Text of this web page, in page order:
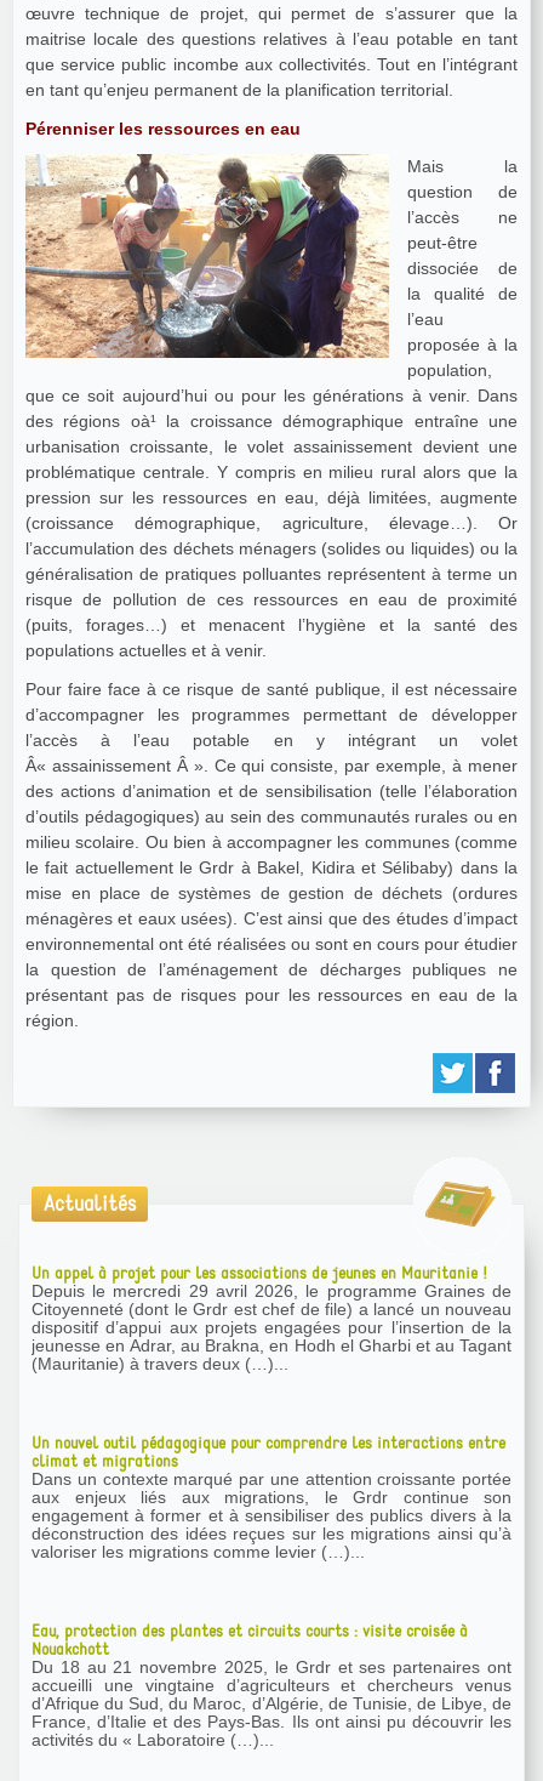
œuvre technique de projet, qui permet de s’assurer que la
maitrise locale des questions relatives à l’eau potable en tant
que service public incombe aux collectivités. Tout en l’intégrant
en tant qu’enjeu permanent de la planification territorial.
Pérenniser les ressources en eau
Mais la
question de
l’accès ne
peut-être
dissociée de
la qualité de
l’eau
proposée à la
population,
que ce soit aujourd’hui ou pour les générations à venir. Dans
des régions oà¹ la croissance démographique entraîne une
urbanisation croissante, le volet assainissement devient une
problématique centrale. Y compris en milieu rural alors que la
pression sur les ressources en eau, déjà limitées, augmente
(croissance démographique, agriculture, élevage…). Or
l’accumulation des déchets ménagers (solides ou liquides) ou la
généralisation de pratiques polluantes représentent à terme un
risque de pollution de ces ressources en eau de proximité
(puits, forages…) et menacent l’hygiène et la santé des
populations actuelles et à venir.
Pour faire face à ce risque de santé publique, il est nécessaire
d’accompagner les programmes permettant de développer
l’accès à l’eau potable en y intégrant un volet
Â« assainissement Â ». Ce qui consiste, par exemple, à mener
des actions d’animation et de sensibilisation (telle l’élaboration
d’outils pédagogiques) au sein des communautés rurales ou en
milieu scolaire. Ou bien à accompagner les communes (comme
le fait actuellement le Grdr à Bakel, Kidira et Sélibaby) dans la
mise en place de systèmes de gestion de déchets (ordures
ménagères et eaux usées). C’est ainsi que des études d’impact
environnemental ont été réalisées ou sont en cours pour étudier
la question de l’aménagement de décharges publiques ne
présentant pas de risques pour les ressources en eau de la
région.
Actualités
Un appel à projet pour les associations de jeunes en Mauritanie !
Depuis le mercredi 29 avril 2026, le programme Graines de
Citoyenneté (dont le Grdr est chef de file) a lancé un nouveau
dispositif d’appui aux projets engagées pour l’insertion de la
jeunesse en Adrar, au Brakna, en Hodh el Gharbi et au Tagant
(Mauritanie) à travers deux (…)...
Un nouvel outil pédagogique pour comprendre les interactions entre
climat et migrations
Dans un contexte marqué par une attention croissante portée
aux enjeux liés aux migrations, le Grdr continue son
engagement à former et à sensibiliser des publics divers à la
déconstruction des idées reçues sur les migrations ainsi qu’à
valoriser les migrations comme levier (…)...
Eau, protection des plantes et circuits courts : visite croisée à
Nouakchott
Du 18 au 21 novembre 2025, le Grdr et ses partenaires ont
accueilli une vingtaine d’agriculteurs et chercheurs venus
d’Afrique du Sud, du Maroc, d’Algérie, de Tunisie, de Libye, de
France, d’Italie et des Pays-Bas. Ils ont ainsi pu découvrir les
activités du « Laboratoire (…)...